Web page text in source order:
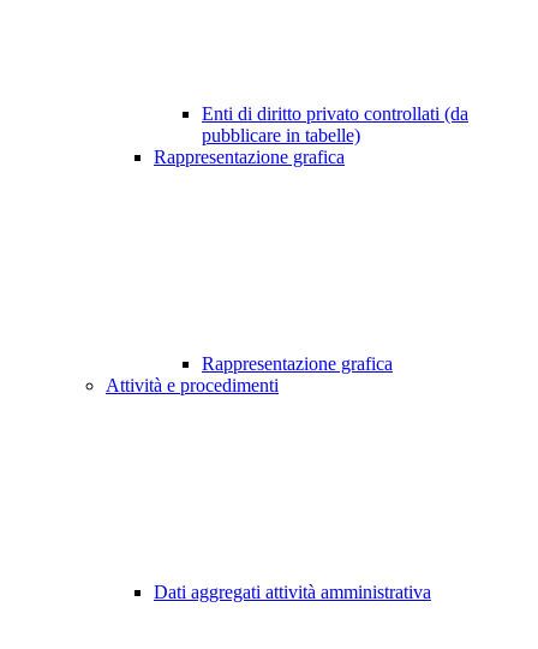
Enti di diritto privato controllati (da
pubblicare in tabelle)
Rappresentazione grafica
Rappresentazione grafica
Attività e procedimenti
Dati aggregati attività amministrativa